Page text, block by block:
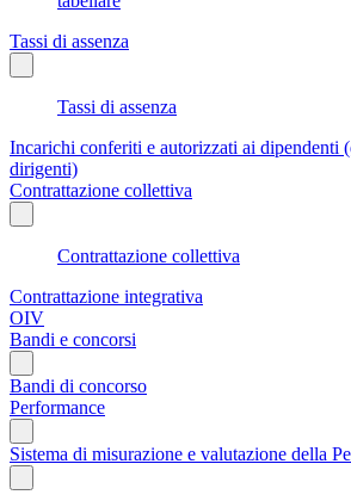
Tassi di assenza
Tassi di assenza
Incarichi conferiti e autorizzati ai dipendenti
dirigenti)
Contrattazione collettiva
Contrattazione collettiva
Contrattazione integrativa
OIV
Bandi e concorsi
Bandi di concorso
Performance
Sistema di misurazione e valutazione della